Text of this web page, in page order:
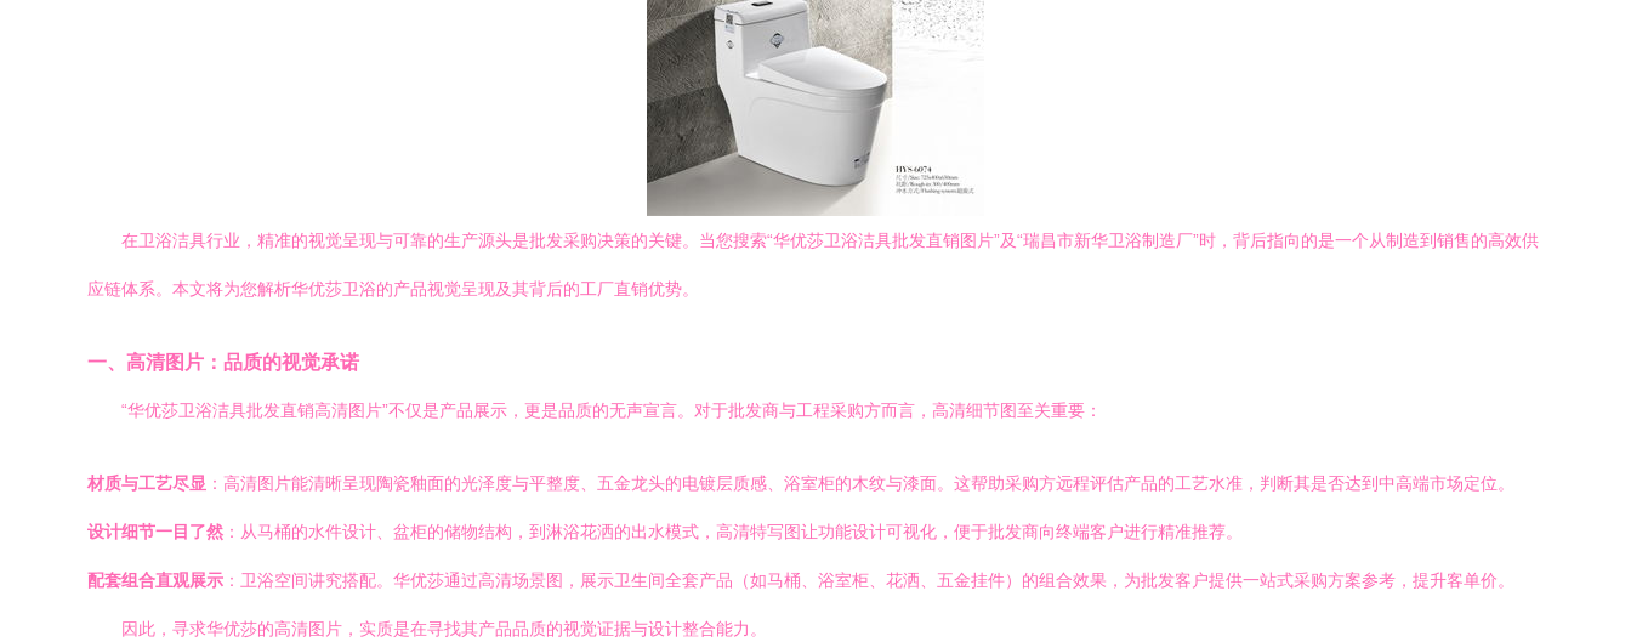
在卫浴洁具行业，精准的视觉呈现与可靠的生产源头是批发采购决策的关键。当您搜索“华优莎卫浴洁具批发直销图片”及“瑞昌市新华卫浴制造厂”时，背后指向的是一个从制造到销售的高效供
应链体系。本文将为您解析华优莎卫浴的产品视觉呈现及其背后的工厂直销优势。
一、高清图片：品质的视觉承诺
“华优莎卫浴洁具批发直销高清图片”不仅是产品展示，更是品质的无声宣言。对于批发商与工程采购方而言，高清细节图至关重要：
材质与工艺尽显 ：高清图片能清晰呈现陶瓷釉面的光泽度与平整度、五金龙头的电镀层质感、浴室柜的木纹与漆面。这帮助采购方远程评估产品的工艺水准，判断其是否达到中高端市场定位。
设计细节一目了然 ：从马桶的水件设计、盆柜的储物结构，到淋浴花洒的出水模式，高清特写图让功能设计可视化，便于批发商向终端客户进行精准推荐。
配套组合直观展示 ：卫浴空间讲究搭配。华优莎通过高清场景图，展示卫生间全套产品（如马桶、浴室柜、花洒、五金挂件）的组合效果，为批发客户提供一站式采购方案参考，提升客单价。
因此，寻求华优莎的高清图片，实质是在寻找其产品品质的视觉证据与设计整合能力。